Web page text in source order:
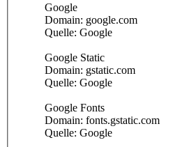
Google
Domain: google.com
Quelle: Google
Google Static
Domain: gstatic.com
Quelle: Google
Google Fonts
Domain: fonts.gstatic.com
Quelle: Google